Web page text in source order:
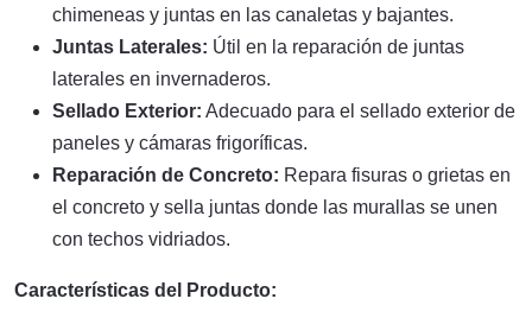
chimeneas y juntas en las canaletas y bajantes.
Juntas Laterales: Útil en la reparación de juntas
laterales en invernaderos.
Sellado Exterior: Adecuado para el sellado exterior de
paneles y cámaras frigoríficas.
Reparación de Concreto: Repara fisuras o grietas en
el concreto y sella juntas donde las murallas se unen
con techos vidriados.
Características del Producto: